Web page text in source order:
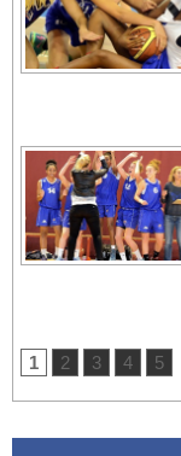
1 2 3 4 5